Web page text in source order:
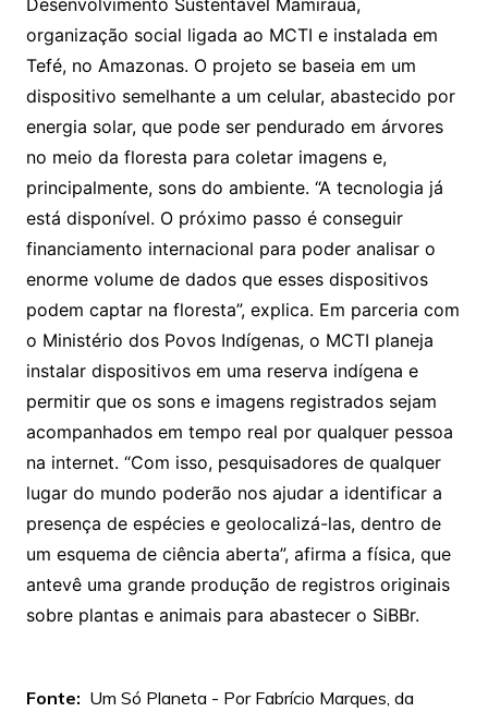
organização social ligada ao MCTI e instalada em
Tefé, no Amazonas. O projeto se baseia em um
dispositivo semelhante a um celular, abastecido por
energia solar, que pode ser pendurado em árvores
no meio da floresta para coletar imagens e,
principalmente, sons do ambiente. “A tecnologia já
está disponível. O próximo passo é conseguir
financiamento internacional para poder analisar o
enorme volume de dados que esses dispositivos
podem captar na floresta”, explica. Em parceria com
o Ministério dos Povos Indígenas, o MCTI planeja
instalar dispositivos em uma reserva indígena e
permitir que os sons e imagens registrados sejam
acompanhados em tempo real por qualquer pessoa
na internet. “Com isso, pesquisadores de qualquer
lugar do mundo poderão nos ajudar a identificar a
presença de espécies e geolocalizá-las, dentro de
um esquema de ciência aberta”, afirma a física, que
antevê uma grande produção de registros originais
sobre plantas e animais para abastecer o SiBBr.
Fonte: Um Só Planeta - Por Fabrício Marques, da